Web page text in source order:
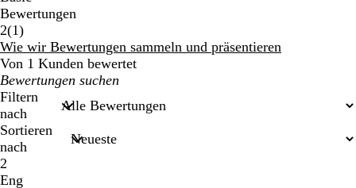
Bewertungen
2(11
Bewertungen
)
Wie wir Bewertungen sammeln und präsentieren
Von 1 Kunden bewertet
Meine
Sucheingaben
Filtern
nach
Sortieren
nach
2
Eng